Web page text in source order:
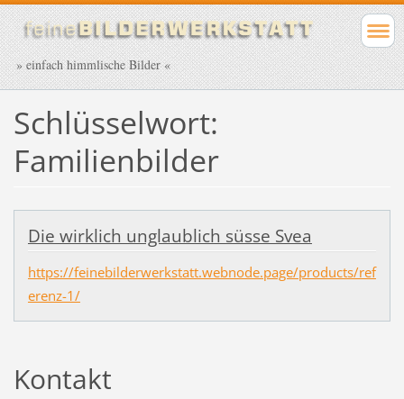
» einfach himmlische Bilder «
Schlüsselwort:
Familienbilder
Die wirklich unglaublich süsse Svea
https://feinebilderwerkstatt.webnode.page/products/ref
erenz-1/
Kontakt